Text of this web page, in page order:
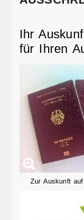
Ihr
für Ihren
Zur Auskunft